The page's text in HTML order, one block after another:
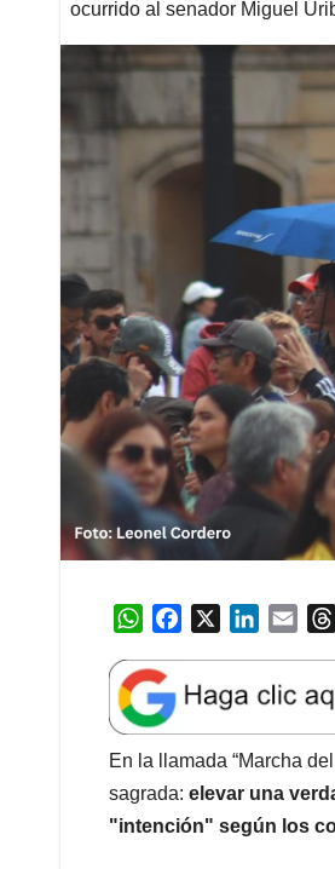
ocurrido al senador Miguel
W
a
t
s
A
p
p
e
b
o
o
k
k
e
d
I
n
l
En la llamada “Marcha
sagrada: elevar una
"intención" según los